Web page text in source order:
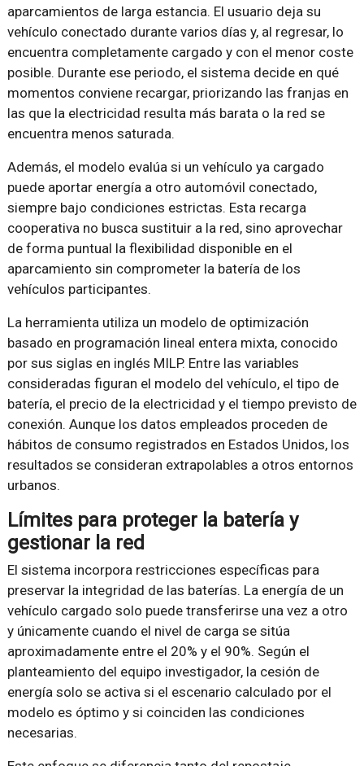
aparcamientos de larga estancia. El usuario deja su
vehículo conectado durante varios días y, al regresar, lo
encuentra completamente cargado y con el menor coste
posible. Durante ese periodo, el sistema decide en qué
momentos conviene recargar, priorizando las franjas en
las que la electricidad resulta más barata o la red se
encuentra menos saturada.
Además, el modelo evalúa si un vehículo ya cargado
puede aportar energía a otro automóvil conectado,
siempre bajo condiciones estrictas. Esta recarga
cooperativa no busca sustituir a la red, sino aprovechar
de forma puntual la flexibilidad disponible en el
aparcamiento sin comprometer la batería de los
vehículos participantes.
La herramienta utiliza un modelo de optimización
basado en programación lineal entera mixta, conocido
por sus siglas en inglés MILP. Entre las variables
consideradas figuran el modelo del vehículo, el tipo de
batería, el precio de la electricidad y el tiempo previsto de
conexión. Aunque los datos empleados proceden de
hábitos de consumo registrados en Estados Unidos, los
resultados se consideran extrapolables a otros entornos
urbanos.
Límites para proteger la batería y
gestionar la red
El sistema incorpora restricciones específicas para
preservar la integridad de las baterías. La energía de un
vehículo cargado solo puede transferirse una vez a otro
y únicamente cuando el nivel de carga se sitúa
aproximadamente entre el 20% y el 90%. Según el
planteamiento del equipo investigador, la cesión de
energía solo se activa si el escenario calculado por el
modelo es óptimo y si coinciden las condiciones
necesarias.